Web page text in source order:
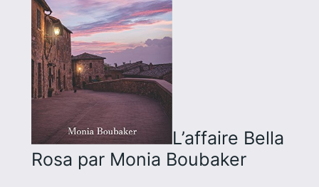
L’affaire Bella
Rosa par Monia Boubaker